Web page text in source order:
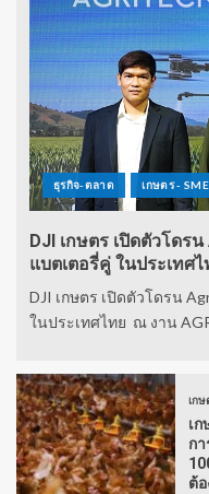
ธุรกิจ-ตลาด เกษตร - SME
DJI เกษตร เปิดตัวโดร
แบตเตอรี่คู่ ในประเทศไ
DJI เกษตร เปิดตัวโดรน
ในประเทศไทย ณ งาน
เกษ
เ
ก
ต้